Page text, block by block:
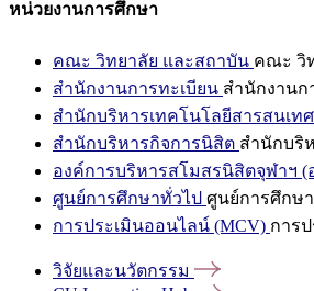
หน่วยงานการศึกษา
คณะ วิทยาลัย และสถาบัน คณะ วิ
สำนักงานการทะเบียน สำนักงานก
สำนักบริหารเทคโนโลยีสารสนเทศ
สำนักบริหารกิจการนิสิต สำนักบริ
องค์การบริหารสโมสรนิสิตจุฬาฯ (
ศูนย์การศึกษาทั่วไป ศูนย์การศึกษ
การประเมินออนไลน์ (MCV) การ
วิจัยและนวัตกรรม